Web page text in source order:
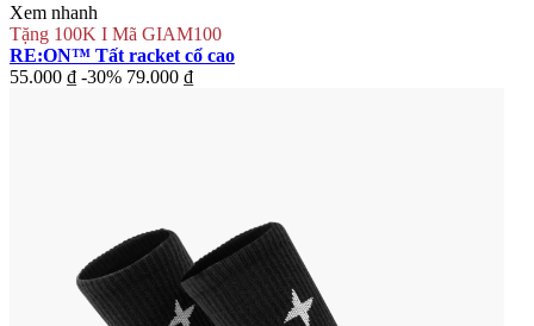
Xem nhanh
Tặng 100K I Mã GIAM100
RE:ON™ Tất racket cổ cao
55.000 ₫ -30% 79.000 ₫